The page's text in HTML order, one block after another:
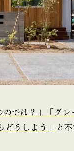
のでは？」「グ
どうしよう」
と